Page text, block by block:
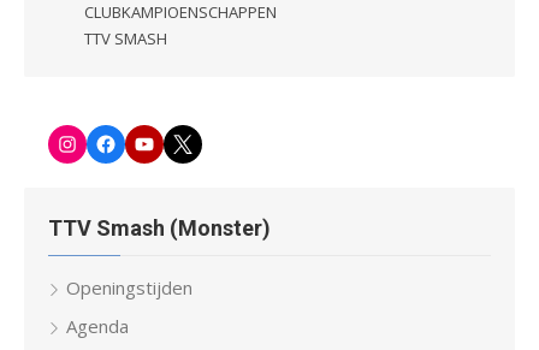
CLUBKAMPIOENSCHAPPEN
TTV SMASH
InstagramFacebook-
pagina
YoutubeTwitter
TTV Smash (Monster)
Openingstijden
Agenda